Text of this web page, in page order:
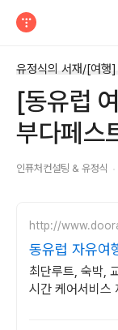
유정식의 서재/[여행
[동유럽
부다페스
인퓨처컨설팅 & 유정식
http://
동유럽 자유여
최단루트, 숙박,
시간 케어서비스